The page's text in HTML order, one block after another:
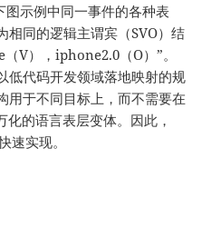
示例中同一事件的各种表
相同的逻辑主谓宾（SVO）结
V），iphone2.0（O）”。
低代码开发领域落地映射的规
用于不同目标上，而不需要在
的语言表层变体。因此，
速实现。